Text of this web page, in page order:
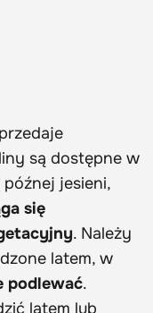
są dostępne w
jesieni,
się
. Należy
latem, w
podlewać.
latem lub